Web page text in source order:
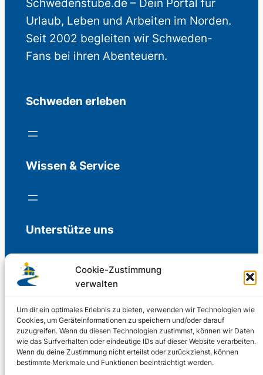
Cookie-Zustimmung
verwalten
Um dir ein optimales Erlebnis zu bieten, verwenden wir Technologien wie
Cookies, um Geräteinformationen zu speichern und/oder darauf
zuzugreifen. Wenn du diesen Technologien zustimmst, können wir Daten
wie das Surfverhalten oder eindeutige IDs auf dieser Website verarbeiten.
Wenn du deine Zustimmung nicht erteilst oder zurückziehst, können
bestimmte Merkmale und Funktionen beeinträchtigt werden.
Schwedenstube.de – Dein Portal für
Urlaub, Leben und Arbeiten im Norden.
Seit 2002 begleiten wir Schweden-
Fans bei ihren Abenteuern.
Schweden erleben
Wissen & Service
Unterstütze uns
Freiwillige Spenden für die Aufrechterhaltung
Support us